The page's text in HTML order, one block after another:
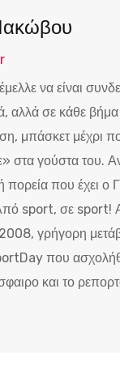
να είναι
αλλά σε κάθε
μπάσκετ μέχρι
στα γούστα του.
πορεία που έχει ο
sport, σε sport!
γρήγορη
που
και το